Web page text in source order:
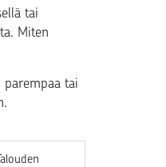
tai
Miten
parempaa tai